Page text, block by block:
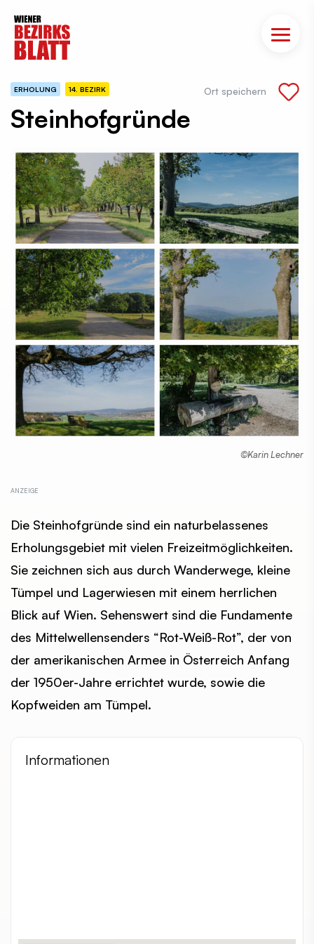
Ort speichern
ERHOLUNG 14. BEZIRK
Steinhofgründe
©Karin Lechner
Die Steinhofgründe sind ein naturbelassenes
Erholungsgebiet mit vielen Freizeitmöglichkeiten.
Sie zeichnen sich aus durch Wanderwege, kleine
Tümpel und Lagerwiesen mit einem herrlichen
Blick auf Wien. Sehenswert sind die Fundamente
des Mittelwellensenders “Rot-Weiß-Rot”, der von
der amerikanischen Armee in Österreich Anfang
der 1950er-Jahre errichtet wurde, sowie die
Kopfweiden am Tümpel.
Informationen